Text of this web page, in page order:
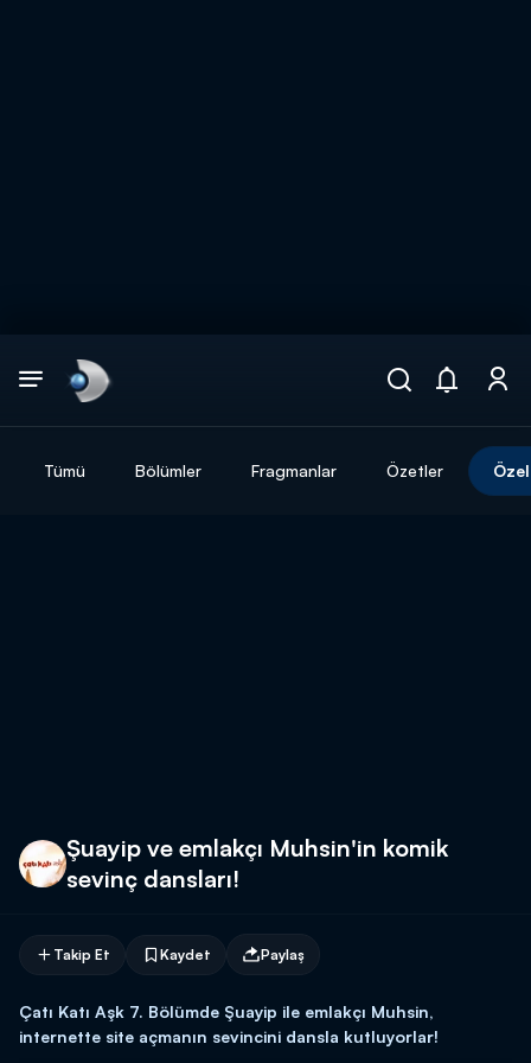
Tümü Bölümler Fragmanlar Özetler
Şuayip ve emlakçı Muhsin'in komik
sevinç dansları!
Takip Et Kaydet Paylaş
Çatı Katı Aşk 7. Bölümde Şuayip ile emlakçı Muhsin,
internette site açmanın sevincini dansla kutluyorlar!